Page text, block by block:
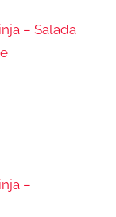
– Salada
–